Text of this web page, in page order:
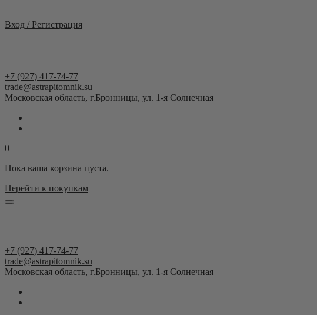
Вход / Регистрация
+7 (927) 417-74-77
trade@astrapitomnik.su
Московская область, г.Бронницы, ул. 1-я Солнечная
0
Пока ваша корзина пуста.
Перейти к покупкам
+7 (927) 417-74-77
trade@astrapitomnik.su
Московская область, г.Бронницы, ул. 1-я Солнечная